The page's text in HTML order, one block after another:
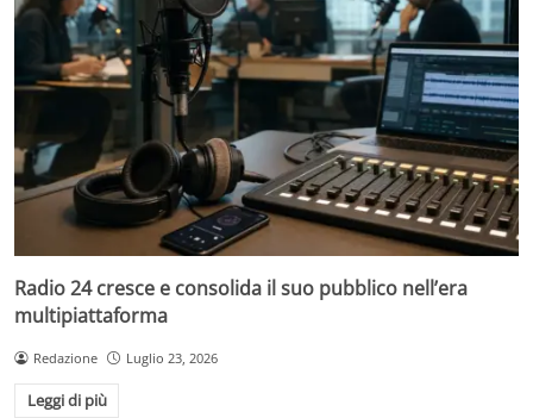
Radio 24 cresce e consolida il suo pubblico nell’era
multipiattaforma
Redazione Luglio 23, 2026
Leggi di più